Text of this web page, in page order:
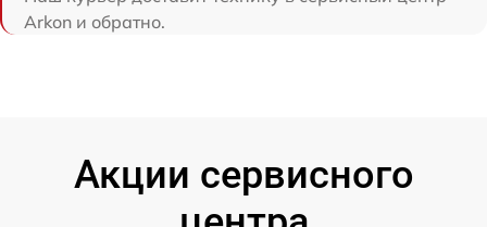
Arkon и обратно.
Акции сервисного